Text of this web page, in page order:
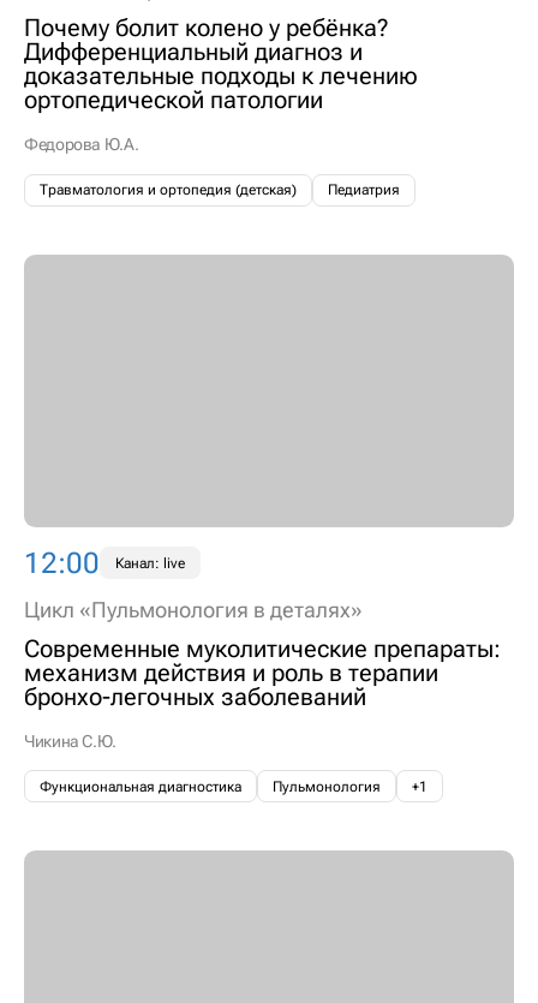
Почему болит колено у ребёнка?
Дифференциальный диагноз и
доказательные подходы к лечению
ортопедической патологии
Федорова Ю.А.
Травматология и ортопедия (детская) Педиатрия
12:00 Канал: live
Цикл «Пульмонология в деталях»
Современные муколитические препараты:
механизм действия и роль в терапии
бронхо-легочных заболеваний
Чикина С.Ю.
Функциональная диагностика Пульмонология +1